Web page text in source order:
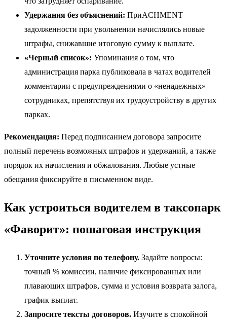
Удержания без объяснений: ПриACHMENT
задолженности при увольнении начислялись новые
штрафы, снижавшие итоговую сумму к выплате.
«Черный список»: Упоминания о том, что
администрация парка публиковала в чатах водителей
комментарии с предупреждениями о «ненадежных»
сотрудниках, препятствуя их трудоустройству в других
парках.
Рекомендация: Перед подписанием договора запросите
полный перечень возможных штрафов и удержаний, а также
порядок их начисления и обжалования. Любые устные
обещания фиксируйте в письменном виде.
Как устроиться водителем в таксопарк
«Фаворит»: пошаговая инструкция
Уточните условия по телефону. Задайте вопросы:
точный % комиссии, наличие фиксированных или
плавающих штрафов, сумма и условия возврата залога,
график выплат.
Запросите тексты договоров. Изучите в спокойной